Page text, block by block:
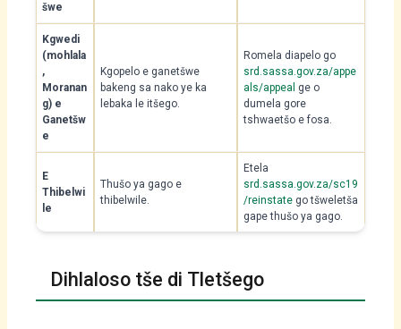
šwe
Kgwedi
(mohlala
,
Moranan
g) e
Ganetšw
e
Kgopelo e ganetšwe
bakeng sa nako ye ka
lebaka le itšego.
Romela diapelo go
srd.sassa.gov.za/appe
als/appeal ge o
dumela gore
tshwaetšo e fosa.
E
Thibelwi
le
Thušo ya gago e
thibelwile.
Etela
srd.sassa.gov.za/sc19
/reinstate go tšweletša
gape thušo ya gago.
Dihlaloso tše di Tletšego